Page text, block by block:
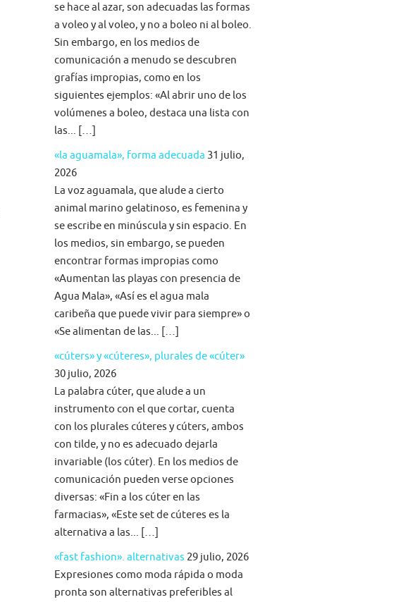
se hace al azar, son adecuadas las formas
a voleo y al voleo, y no a boleo ni al boleo.
Sin embargo, en los medios de
comunicación a menudo se descubren
grafías impropias, como en los
siguientes ejemplos: «Al abrir uno de los
volúmenes a boleo, destaca una lista con
las... […]
«la aguamala», forma adecuada 31 julio,
2026
La voz aguamala, que alude a cierto
animal marino gelatinoso, es femenina y
se escribe en minúscula y sin espacio. En
los medios, sin embargo, se pueden
encontrar formas impropias como
«Aumentan las playas con presencia de
Agua Mala», «Así es el agua mala
caribeña que puede vivir para siempre» o
«Se alimentan de las... […]
«cúters» y «cúteres», plurales de «cúter»
30 julio, 2026
La palabra cúter, que alude a un
instrumento con el que cortar, cuenta
con los plurales cúteres y cúters, ambos
con tilde, y no es adecuado dejarla
invariable (los cúter). En los medios de
comunicación pueden verse opciones
diversas: «Fin a los cúter en las
farmacias», «Este set de cúteres es la
alternativa a las... […]
«fast fashion». alternativas 29 julio, 2026
Expresiones como moda rápida o moda
pronta son alternativas preferibles al